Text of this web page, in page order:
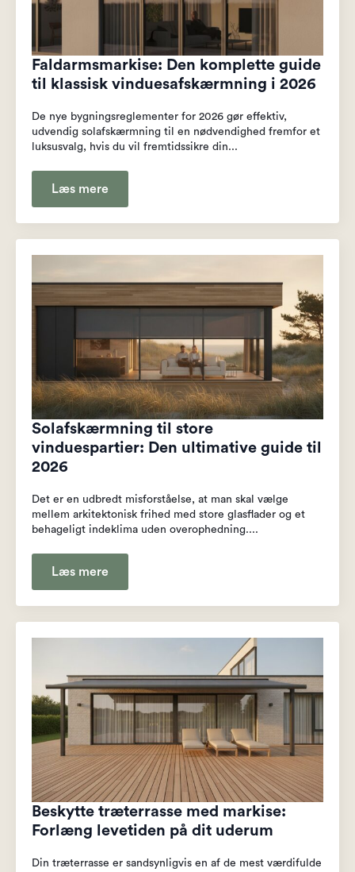
Faldarmsmarkise: Den komplette guide
til klassisk vinduesafskærmning i 2026
De nye bygningsreglementer for 2026 gør effektiv,
udvendig solafskærmning til en nødvendighed fremfor et
luksusvalg, hvis du vil fremtidssikre din...
Læs mere
Solafskærmning til store
vinduespartier: Den ultimative guide til
2026
Det er en udbredt misforståelse, at man skal vælge
mellem arkitektonisk frihed med store glasflader og et
behageligt indeklima uden overophedning....
Læs mere
Beskytte træterrasse med markise:
Forlæng levetiden på dit uderum
Din træterrasse er sandsynligvis en af de mest værdifulde